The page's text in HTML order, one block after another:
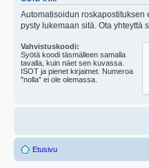
Automatisoidun
pysty lukemaan sitä. Ota yhteyttä
Vahvistuskoodi:
Syötä koodi täsmälleen samalla
tavalla, kuin näet sen kuvassa.
ISOT ja pienet kirjaimet. Numeroa
"nolla" ei ole olemassa.
Etusivu